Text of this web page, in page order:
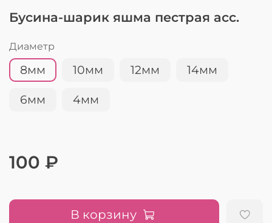
Бусина-шарик яшма пестрая асс.
Диаметр
8мм 10мм 12мм 14мм
6мм 4мм
100 ₽
В корзину